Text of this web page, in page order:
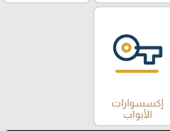
إكسسوارات
الأبواب